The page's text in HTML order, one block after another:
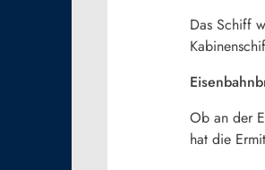
Das Schiff
Ob an der
hat die